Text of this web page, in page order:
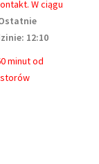
W ciągu
12:10
minut od